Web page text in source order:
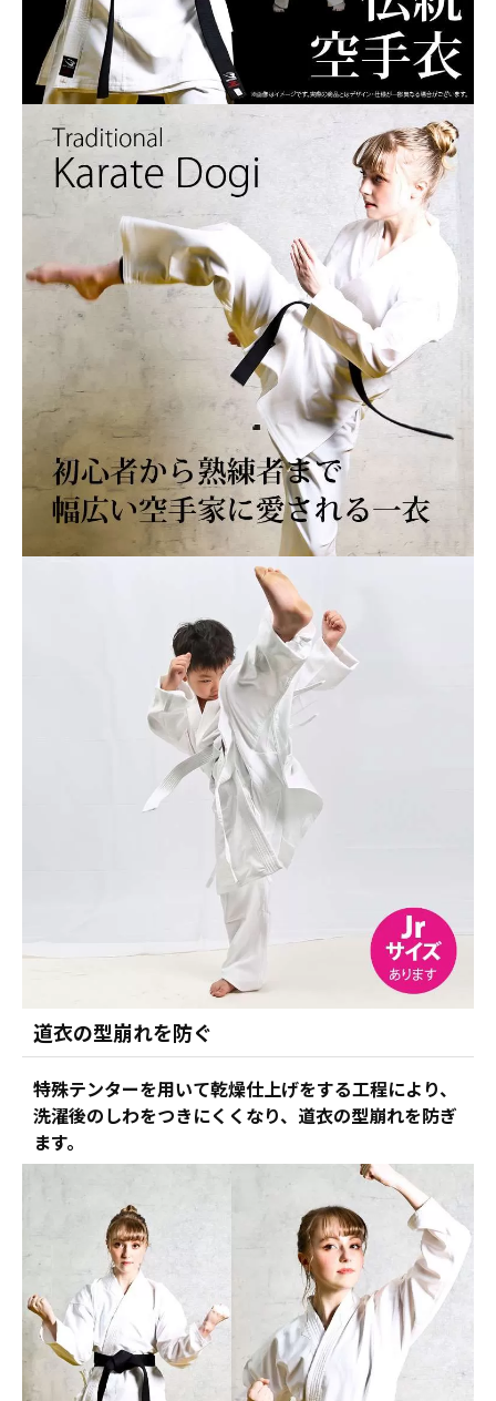
道衣の型崩れを防ぐ
特殊テンターを用いて乾燥仕上げをする工程により、
洗濯後のしわをつきにくくなり、道衣の型崩れを防ぎ
ます。